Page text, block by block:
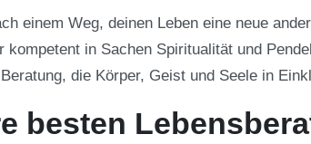
einem Weg, deinen Leben eine neue
kompetent in Sachen Spiritualität und
die Körper, Geist und Seele in
besten